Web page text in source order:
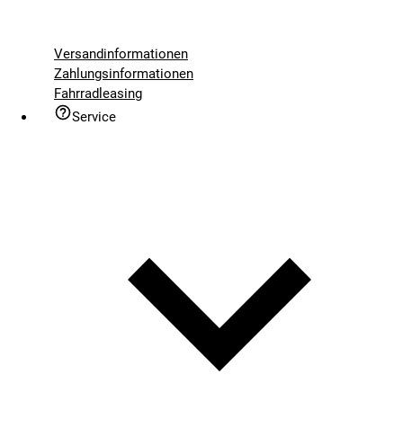
Versandinformationen
Zahlungsinformationen
Fahrradleasing
Service